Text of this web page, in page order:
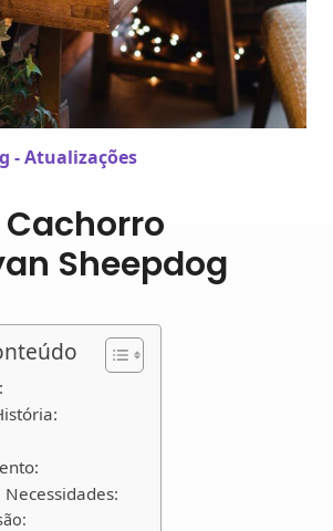
- Atualizações
Cachorro
Sheepdog
Necessidades: